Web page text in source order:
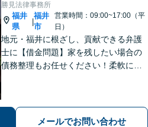
勝見法律事務所
福井
県
|
福井
市
営業時間：09:00~17:00（平
日）
地元・福井に根ざし、貢献できる弁護
士に【借金問題】家を残したい場合の
債務整理もお任せください！柔軟に対
続・相続放棄ご相談ください
メールでお問い合わせ